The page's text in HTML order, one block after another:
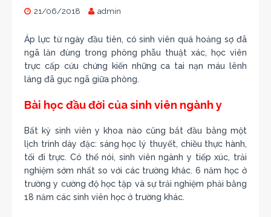
21/06/2018 admin
Áp lực từ ngày đầu tiên, có sinh viên quá hoảng sợ đã
ngã lăn đùng trong phòng phẫu thuật xác, học viên
trực cấp cứu chứng kiến những ca tai nạn máu lênh
láng đã gục ngã giữa phòng.
Bài học đầu đời của sinh viên ngành y
Bất kỳ sinh viên y khoa nào cũng bắt đầu bằng một
lịch trình dày đặc: sáng học lý thuyết, chiều thực hành,
tối đi trực. Có thể nói, sinh viên ngành y tiếp xúc, trải
nghiệm sớm nhất so với các trường khác. 6 năm học ở
trường y cường độ học tập và sự trải nghiệm phải bằng
18 năm các sinh viên học ở trường khác.